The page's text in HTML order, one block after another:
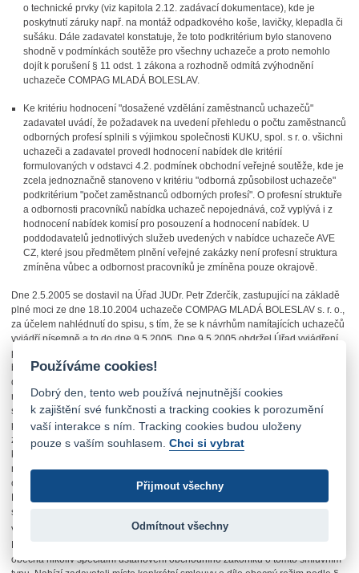
o technické prvky (viz kapitola 2.12. zadávací dokumentace), kde je
poskytnutí záruky např. na montáž odpadkového koše, lavičky, klepadla či
sušáku. Dále zadavatel konstatuje, že toto podkritérium bylo stanoveno
shodně v podmínkách soutěže pro všechny uchazeče a proto nemohlo
dojít k porušení § 11 odst. 1 zákona a rozhodně odmítá zvýhodnění
uchazeče COMPAG MLADÁ BOLESLAV.
Ke kritériu hodnocení "dosažené vzdělání zaměstnanců uchazečů"
zadavatel uvádí, že požadavek na uvedení přehledu o počtu zaměstnanců
odborných profesí splnili s výjimkou společnosti KUKU, spol. s r. o. všichni
uchazeči a zadavatel provedl hodnocení nabídek dle kritérií
formulovaných v odstavci 4.2. podmínek obchodní veřejné soutěže, kde je
zcela jednoznačně stanoveno v kritériu "odborná způsobilost uchazeče"
podkritérium "počet zaměstnanců odborných profesí". O profesní struktuře
a odbornosti pracovníků nabídka uchazeč nepojednává, což vyplývá i z
hodnocení nabídek komisí pro posouzení a hodnocení nabídek. U
poddodavatelů jednotlivých služeb uvedených v nabídce uchazeče AVE
CZ, které jsou předmětem plnění veřejné zakázky není profesní struktura
zmíněna vůbec a odbornost pracovníků je zmíněna pouze okrajově.
Dne 2.5.2005 se dostavil na Úřad JUDr. Petr Zderčík, zastupující na základě
plné moci ze dne 18.10.2004 uchazeče COMPAG MLADÁ BOLESLAV s. r. o.,
za účelem nahlédnutí do spisu, s tím, že se k návrhům namítajících uchazečů
vyjádří písemně a to do dne 9.5.2005. Dne 9.5.2005 obdržel Úřad vyjádření
právního zástupce uchazeče, ve kterém se podrobně vyjadřuje k jednotlivým
bodům návrhu uchazeče Marius Pedersen. Mimo jiné uvádí že, orgán
dohledu v rozhodnutí S 575-R/04-590/140/Ná ze dne 3.11.2004 přezkoumal
rozhodnutí v celém rozsahu a dospěl k závěru, že všichni uchazeči měli
shodné podmínky ke zpracování nabídky. Poznamenává, že zadavatel
předmět zakázky vymezil dostatečným způsobem, pak ovšem jsou námitky
zejména uchazeče Marius Pedersen, proti předmětu soutěže nepřípustné,
když obsah předmětné veřejné zakázky zůstal nezměněn. Uchazeč může
namítat pouze proti tomu, zda rozhodnutí zadavatele o naplnění podmínek
odpovídá zjištěnému skutkovému stavu. Podle názoru uchazeče COMPAG
MLADÁ BOLESLAV zadavatel hodnotil jednotlivá kritéria a podkritéria v
souladu s podmínkami soutěže a v souladu se zákonem.
Vyjadřuje se k obsahu smlouvy o dílo. Podotýká, že uchazeč Marius
obecná nikoliv speciální ustanovení obchodního zákoníku o tomto smluvním
Používáme cookies!
Dobrý den, tento web používá nejnutnější cookies
k zajištění své funkčnosti a tracking cookies k porozumění
vaší interakce s ním. Tracking cookies budou uloženy
pouze s vaším souhlasem.Chci si vybrat
Přijmout všechny
Odmítnout všechny